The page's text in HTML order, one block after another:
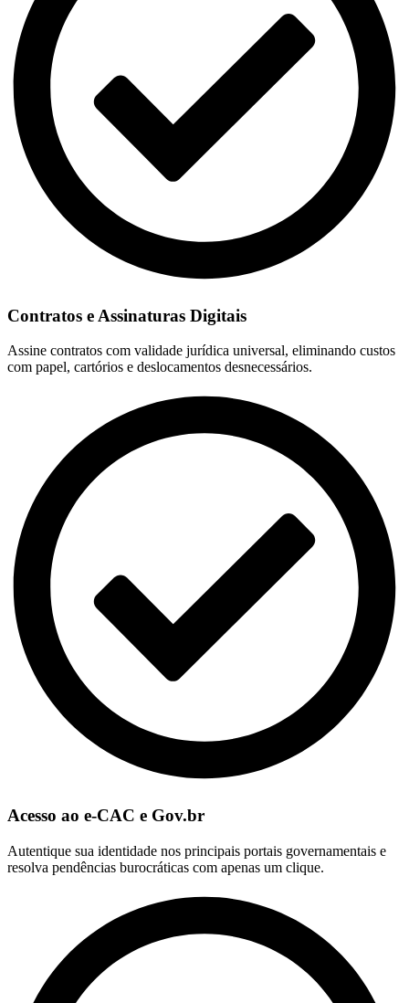
Contratos e Assinaturas Digitais
Assine contratos com validade jurídica universal, eliminando custos
com papel, cartórios e deslocamentos desnecessários.
Acesso ao e-CAC e Gov.br
Autentique sua identidade nos principais portais governamentais e
resolva pendências burocráticas com apenas um clique.